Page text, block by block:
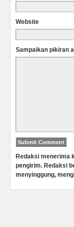
Website
Sampaikan pikiran
Redaksi menerima
pengirim. Redaksi
menyinggung,